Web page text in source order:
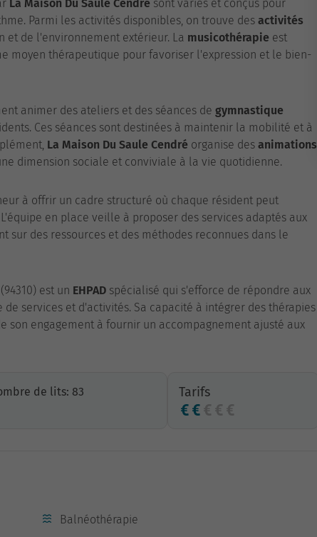
La Maison Du Saule Cendré sont variés et conçus pour
Parmi les activités disponibles, on trouve des activités
et de l'environnement extérieur. La musicothérapie est
moyen thérapeutique pour favoriser l'expression et le bien-
animer des ateliers et des séances de gymnastique
Ces séances sont destinées à maintenir la mobilité et à
La Maison Du Saule Cendré organise des animations
dimension sociale et conviviale à la vie quotidienne.
à offrir un cadre structuré où chaque résident peut
en place veille à proposer des services adaptés aux
sur des ressources et des méthodes reconnues dans le
est un EHPAD spécialisé qui s'efforce de répondre aux
services et d'activités. Sa capacité à intégrer des thérapies
son engagement à fournir un accompagnement ajusté aux
de lits: 83
Tarifs
Balnéothérapie